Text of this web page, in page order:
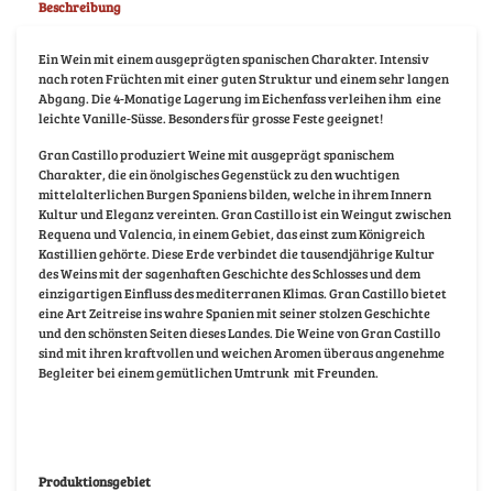
Beschreibung
Ein Wein mit einem ausgeprägten spanischen Charakter. Intensiv
nach roten Früchten mit einer guten Struktur und einem sehr langen
Abgang. Die 4-Monatige Lagerung im Eichenfass verleihen ihm eine
leichte Vanille-Süsse. Besonders für grosse Feste geeignet!
Gran Castillo produziert Weine mit ausgeprägt spanischem
Charakter, die ein önolgisches Gegenstück zu den wuchtigen
mittelalterlichen Burgen Spaniens bilden, welche in ihrem Innern
Kultur und Eleganz vereinten. Gran Castillo ist ein Weingut zwischen
Requena und Valencia, in einem Gebiet, das einst zum Königreich
Kastillien gehörte. Diese Erde verbindet die tausendjährige Kultur
des Weins mit der sagenhaften Geschichte des Schlosses und dem
einzigartigen Einfluss des mediterranen Klimas. Gran Castillo bietet
eine Art Zeitreise ins wahre Spanien mit seiner stolzen Geschichte
und den schönsten Seiten dieses Landes. Die Weine von Gran Castillo
sind mit ihren kraftvollen und weichen Aromen überaus angenehme
Begleiter bei einem gemütlichen Umtrunk mit Freunden.
Produktionsgebiet